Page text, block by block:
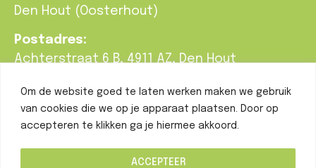
Om de website goed te laten werken maken we gebruik
van cookies die we op je apparaat plaatsen. Door op
accepteren te klikken ga je hiermee akkoord.
ACCEPTEER
Den Hout (Oosterhout)
Postadres:
Achterstraat 6 B, 4911 AZ, Den Hout
T:0162-748 190
E:info@braatgroenbeleving.nl
Braatgroenbeleving.nl